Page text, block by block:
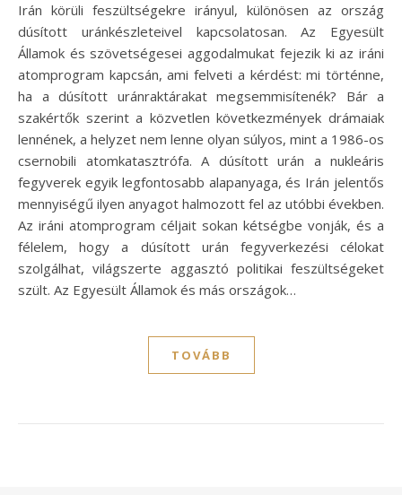
Irán körüli feszültségekre irányul, különösen az ország
dúsított uránkészleteivel kapcsolatosan. Az Egyesült
Államok és szövetségesei aggodalmukat fejezik ki az iráni
atomprogram kapcsán, ami felveti a kérdést: mi történne,
ha a dúsított uránraktárakat megsemmisítenék? Bár a
szakértők szerint a közvetlen következmények drámaiak
lennének, a helyzet nem lenne olyan súlyos, mint a 1986-os
csernobili atomkatasztrófa. A dúsított urán a nukleáris
fegyverek egyik legfontosabb alapanyaga, és Irán jelentős
mennyiségű ilyen anyagot halmozott fel az utóbbi években.
Az iráni atomprogram céljait sokan kétségbe vonják, és a
félelem, hogy a dúsított urán fegyverkezési célokat
szolgálhat, világszerte aggasztó politikai feszültségeket
szült. Az Egyesült Államok és más országok…
TOVÁBB